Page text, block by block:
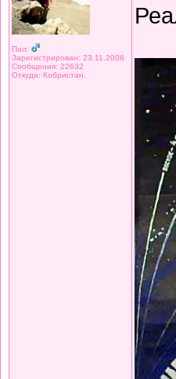
Пол:
Зарегистрирован: 23.11.2006
Сообщения: 22632
Откуда: Кобристан.